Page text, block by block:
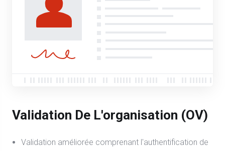
Validation De L'organisation (OV)
Validation améliorée comprenant l'authentification de